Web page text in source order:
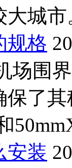
城
规格
场围
保了
安装